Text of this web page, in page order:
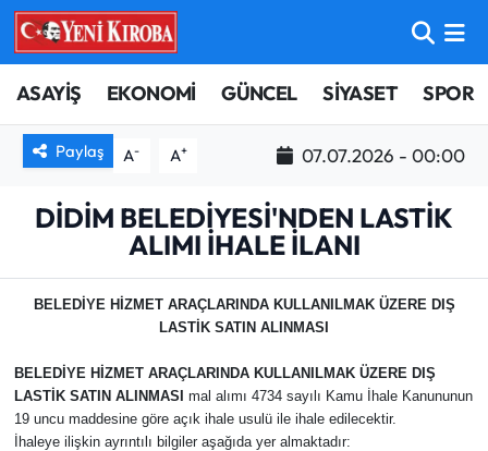
ASAYİŞ EKONOMİ GÜNCEL SİYASET SPOR
Paylaş A- A+ 07.07.2026 - 00:00
DİDİM BELEDİYESİ'NDEN LASTİK
ALIMI İHALE İLANI
BELEDİYE HİZMET ARAÇLARINDA KULLANILMAK ÜZERE DIŞ
LASTİK SATIN ALINMASI
BELEDİYE HİZMET ARAÇLARINDA KULLANILMAK ÜZERE DIŞ
LASTİK SATIN ALINMASI mal alımı 4734 sayılı Kamu İhale Kanununun
19 uncu maddesine göre açık ihale usulü ile ihale edilecektir.
İhaleye ilişkin ayrıntılı bilgiler aşağıda yer almaktadır:
ASAYİŞ
BİLİM-TEKNOLOJİ
EĞİTİM
EKONOMİ
GÜNCEL
Aydın Nöbetçi Eczaneler
Aydın Hava Durumu
Aydın Trafik Yoğunluk Haritası
Süper Lig Puan Durumu ve Fikstür
Tüm Manşetler
Son Dakika Haberleri